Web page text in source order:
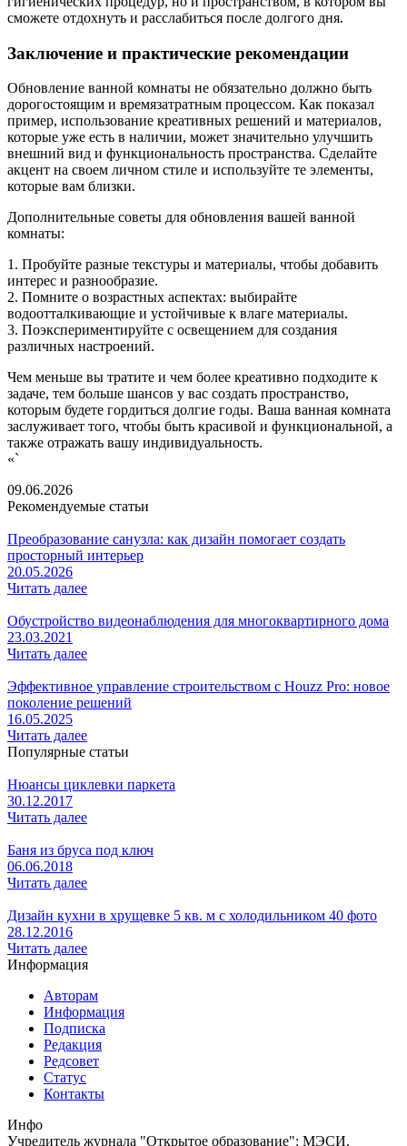
сможете отдохнуть и расслабиться после долгого дня.
Заключение и практические рекомендации
Обновление ванной комнаты не обязательно должно быть
дорогостоящим и времязатратным процессом. Как показал
пример, использование креативных решений и материалов,
которые уже есть в наличии, может значительно улучшить
внешний вид и функциональность пространства. Сделайте
акцент на своем личном стиле и используйте те элементы,
которые вам близки.
Дополнительные советы для обновления вашей ванной
комнаты:
1. Пробуйте разные текстуры и материалы, чтобы добавить
интерес и разнообразие.
2. Помните о возрастных аспектах: выбирайте
водоотталкивающие и устойчивые к влаге материалы.
3. Поэкспериментируйте с освещением для создания
различных настроений.
Чем меньше вы тратите и чем более креативно подходите к
задаче, тем больше шансов у вас создать пространство,
которым будете гордиться долгие годы. Ваша ванная комната
заслуживает того, чтобы быть красивой и функциональной, а
также отражать вашу индивидуальность.
«`
09.06.2026
Рекомендуемые статьи
Преобразование санузла: как дизайн помогает создать
просторный интерьер
20.05.2026
Читать далее
Обустройство видеонаблюдения для многоквартирного дома
23.03.2021
Читать далее
Эффективное управление строительством с Houzz Pro: новое
поколение решений
16.05.2025
Читать далее
Популярные статьи
Нюансы циклевки паркета
30.12.2017
Читать далее
Баня из бруса под ключ
06.06.2018
Читать далее
Дизайн кухни в хрущевке 5 кв. м с холодильником 40 фото
28.12.2016
Читать далее
Информация
Авторам
Информация
Подписка
Редакция
Редсовет
Статус
Контакты
Инфо
Учредитель журнала "Открытое образование": МЭСИ.